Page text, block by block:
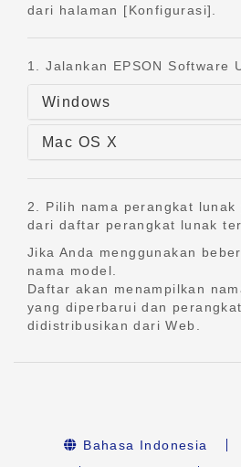
dari halaman [Konfigurasi].
1. Jalankan EPSON Software
Windows
Mac OS X
2. Pilih nama perangkat
dari daftar perangkat lunak
Jika Anda menggunakan
nama model.
Daftar akan menampilkan
yang diperbarui dan
didistribusikan dari Web.
Bahasa Indonesia